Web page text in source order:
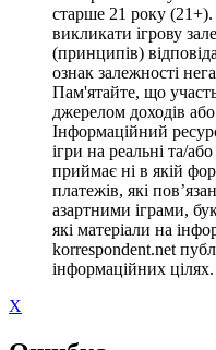
старше 21 року (21+).
викликати ігрову
(принципів)
ознак залежності
Пам'ятайте, що
джерелом доходів
Інформаційний
ігри на реальні та/
приймає ні в якій
платежів, які
азартними іграми,
які матеріали на
korrespondent.net
інформаційних цілях.
X